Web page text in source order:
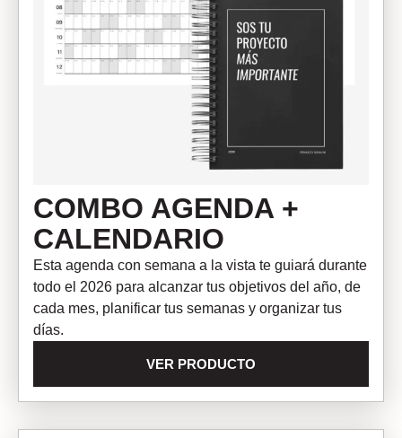
COMBO AGENDA +
CALENDARIO
Esta agenda con semana a la vista te guiará durante
todo el 2026 para alcanzar tus objetivos del año, de
cada mes, planificar tus semanas y organizar tus
días.
VER PRODUCTO